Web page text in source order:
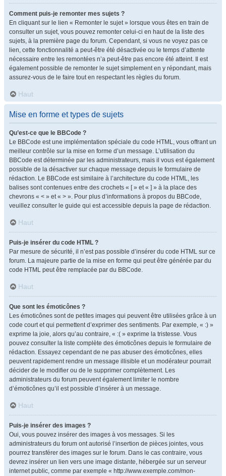
Comment puis-je remonter mes sujets ?
En cliquant sur le lien « Remonter le sujet » lorsque vous êtes en train de
consulter un sujet, vous pouvez remonter celui-ci en haut de la liste des
sujets, à la première page du forum. Cependant, si vous ne voyez pas ce
lien, cette fonctionnalité a peut-être été désactivée ou le temps d’attente
nécessaire entre les remontées n’a peut-être pas encore été atteint. Il est
également possible de remonter le sujet simplement en y répondant, mais
assurez-vous de le faire tout en respectant les règles du forum.
Haut
Mise en forme et types de sujets
Qu’est-ce que le BBCode ?
Le BBCode est une implémentation spéciale du code HTML, vous offrant un
meilleur contrôle sur la mise en forme d’un message. L’utilisation du
BBCode est déterminée par les administrateurs, mais il vous est également
possible de la désactiver sur chaque message depuis le formulaire de
rédaction. Le BBCode est similaire à l’architecture du code HTML, les
balises sont contenues entre des crochets « [ » et « ] » à la place des
chevrons « < » et « > ». Pour plus d’informations à propos du BBCode,
veuillez consulter le guide qui est accessible depuis la page de rédaction.
Haut
Puis-je insérer du code HTML ?
Par mesure de sécurité, il n’est pas possible d’insérer du code HTML sur ce
forum. La majeure partie de la mise en forme qui peut être générée par du
code HTML peut être remplacée par du BBCode.
Haut
Que sont les émoticônes ?
Les émoticônes sont de petites images qui peuvent être utilisées grâce à un
code court et qui permettent d’exprimer des sentiments. Par exemple, « :) »
exprime la joie, alors qu’au contraire, « :( » exprime la tristesse. Vous
pouvez consulter la liste complète des émoticônes depuis le formulaire de
rédaction. Essayez cependant de ne pas abuser des émoticônes, elles
peuvent rapidement rendre un message illisible et un modérateur pourrait
décider de le modifier ou de le supprimer complètement. Les
administrateurs du forum peuvent également limiter le nombre
d’émoticônes qu’il est possible d’insérer à un message.
Haut
Puis-je insérer des images ?
Oui, vous pouvez insérer des images à vos messages. Si les
administrateurs du forum ont autorisé l’insertion de pièces jointes, vous
pourrez transférer des images sur le forum. Dans le cas contraire, vous
devrez insérer un lien vers une image distante, hébergée sur un serveur
internet public, comme par exemple « http://www.exemple.com/mon-